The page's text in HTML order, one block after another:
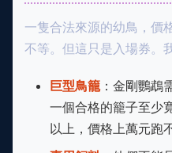
一隻合法來源的幼鳥，價
不等。但這只是入場券。
巨型鳥籠：金剛鸚鵡
一個合格的籠子至少
以上，價格上萬元跑